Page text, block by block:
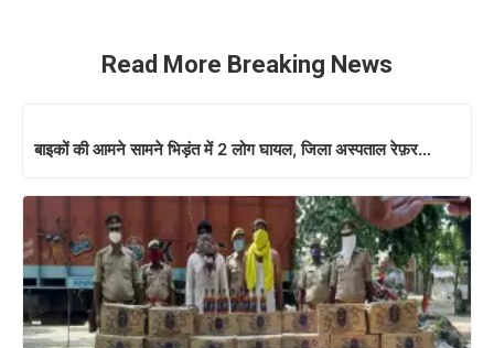
Read More Breaking News
बाइकों की आमने सामने भिड़ंत में 2 लोग घायल, जिला अस्पताल रेफ़र…